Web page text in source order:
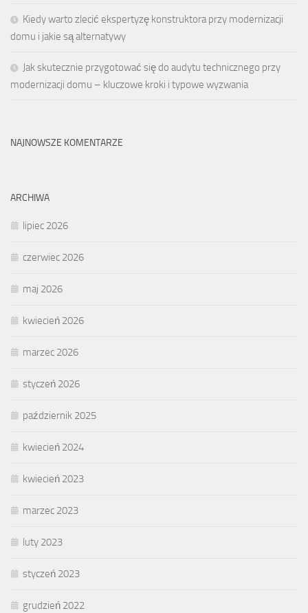
Kiedy warto zlecić ekspertyzę konstruktora przy modernizacji
domu i jakie są alternatywy
Jak skutecznie przygotować się do audytu technicznego przy
modernizacji domu – kluczowe kroki i typowe wyzwania
NAJNOWSZE KOMENTARZE
ARCHIWA
lipiec 2026
czerwiec 2026
maj 2026
kwiecień 2026
marzec 2026
styczeń 2026
październik 2025
kwiecień 2024
kwiecień 2023
marzec 2023
luty 2023
styczeń 2023
grudzień 2022